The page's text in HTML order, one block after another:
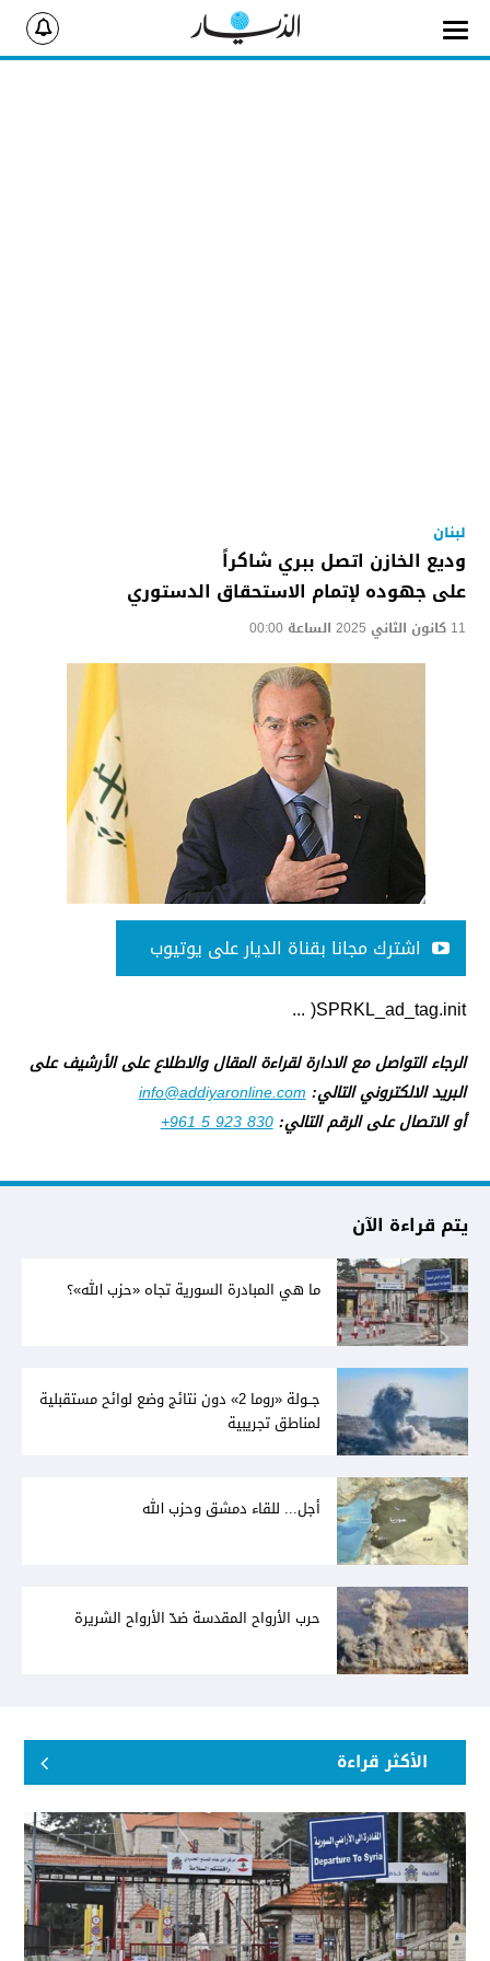
لبنان
وديع الخازن اتصل ببري شاكراً
على جهوده لإتمام الاستحقاق الدستوري
11 كانون الثاني 2025 الساعة 00:00
اشترك مجانا بقناة الديار على يوتيوب
SPRKL_ad_tag.init( ...
الرجاء التواصل مع الادارة لقراءة المقال والاطلاع على الأرشيف على
البريد الالكتروني التالي:info@addiyaronline.com
أو الاتصال على الرقم التالي:+961 5 923 830
يتم قراءة الآن
ما هي المبادرة السورية تجاه «حزب الله»؟
جــولة «روما 2» دون نتائج وضع لوائح مستقبلية
لمناطق تجريبية
أجل... للقاء دمشق وحزب الله
حرب الأرواح المقدسة ضدّ الأرواح الشريرة
الأكثر قراءة